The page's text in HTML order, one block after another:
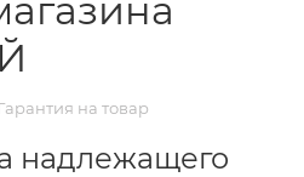
на товар
надлежащего